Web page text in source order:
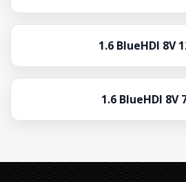
1.6 BlueHDI 8V
1.6 BlueHDI 8V